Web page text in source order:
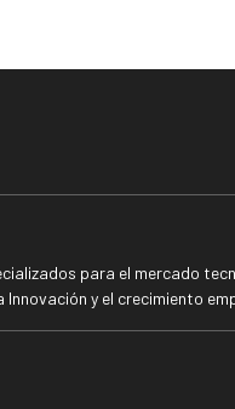
para el mercado
y el crecimiento